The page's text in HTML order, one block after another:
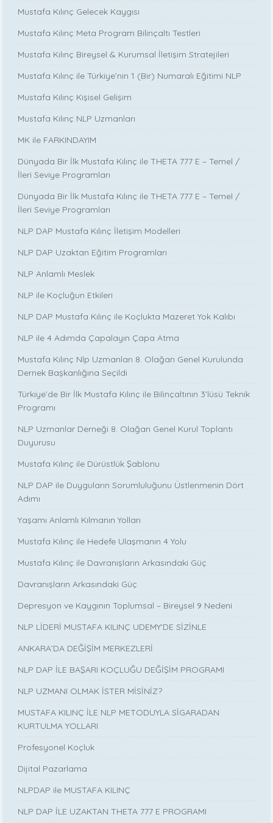
Mustafa Kılınç Gelecek Kaygısı
Mustafa Kılınç Meta Program Bilinçaltı Testleri
Mustafa Kılınç Bireysel & Kurumsal İletişim Stratejileri
Mustafa Kılınç ile Türkiye’nin 1 (Bir) Numaralı Eğitimi NLP
Mustafa Kılınç Kişisel Gelişim
Mustafa Kılınç NLP Uzmanları
MK ile FARKINDAYIM
Dünyada Bir İlk Mustafa Kılınç ile THETA 777 E – Temel /
İleri Seviye Programları
Dünyada Bir İlk Mustafa Kılınç ile THETA 777 E – Temel /
İleri Seviye Programları
NLP DAP Mustafa Kılınç İletişim Modelleri
NLP DAP Uzaktan Eğitim Programları
NLP Anlamlı Meslek
NLP ile Koçluğun Etkileri
NLP DAP Mustafa Kılınç ile Koçlukta Mazeret Yok Kalıbı
NLP ile 4 Adımda Çapalayın Çapa Atma
Mustafa Kılınç Nlp Uzmanları 8. Olağan Genel Kurulunda
Dernek Başkanlığına Seçildi
Türkiye’de Bir İlk Mustafa Kılınç ile Bilinçaltının 3’lüsü Teknik
Programı
NLP Uzmanlar Derneği 8. Olağan Genel Kurul Toplantı
Duyurusu
Mustafa Kılınç ile Dürüstlük Şablonu
NLP DAP ile Duyguların Sorumluluğunu Üstlenmenin Dört
Adımı
Yaşamı Anlamlı Kılmanın Yolları
Mustafa Kılınç ile Hedefe Ulaşmanın 4 Yolu
Mustafa Kılınç ile Davranışların Arkasındaki Güç
Davranışların Arkasındaki Güç
Depresyon ve Kaygının Toplumsal – Bireysel 9 Nedeni
NLP LİDERİ MUSTAFA KILINÇ UDEMY'DE SİZİNLE
ANKARA’DA DEĞİŞİM MERKEZLERİ
NLP DAP İLE BAŞARI KOÇLUĞU DEĞİŞİM PROGRAMI
NLP UZMANI OLMAK İSTER MİSİNİZ?
MUSTAFA KILINÇ İLE NLP METODUYLA SİGARADAN
KURTULMA YOLLARI
Profesyonel Koçluk
Dijital Pazarlama
NLPDAP ile MUSTAFA KILINÇ
NLP DAP İLE UZAKTAN THETA 777 E PROGRAMI